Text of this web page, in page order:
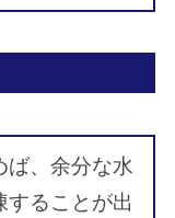
ば、余分な水
ることが出